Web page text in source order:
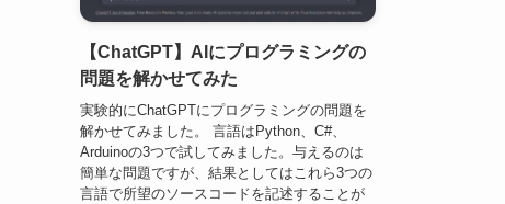
【ChatGPT】AIにプログラミングの
問題を解かせてみた
実験的にChatGPTにプログラミングの問題を
解かせてみました。 言語はPython、C#、
Arduinoの3つで試してみました。与えるのは
簡単な問題ですが、結果としてはこれら3つの
言語で所望のソースコードを記述することが